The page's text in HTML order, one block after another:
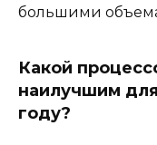
большими
Какой
наилучшим
году?